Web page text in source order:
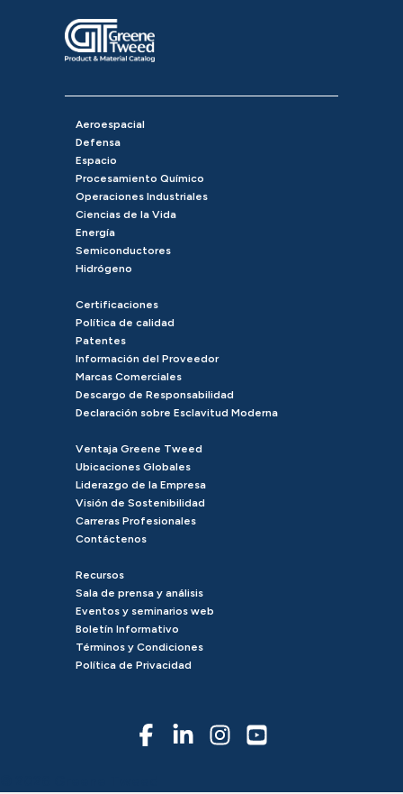
Aeroespacial
Defensa
Espacio
Procesamiento Químico
Operaciones Industriales
Ciencias de la Vida
Energía
Semiconductores
Hidrógeno
Certificaciones
Política de calidad
Patentes
Información del Proveedor
Marcas Comerciales
Descargo de Responsabilidad
Declaración sobre Esclavitud Moderna
Ventaja Greene Tweed
Ubicaciones Globales
Liderazgo de la Empresa
Visión de Sostenibilidad
Carreras Profesionales
Contáctenos
Recursos
Sala de prensa y análisis
Eventos y seminarios web
Boletín Informativo
Términos y Condiciones
Política de Privacidad